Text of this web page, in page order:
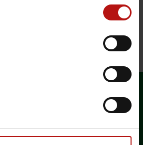
udgangspunkt